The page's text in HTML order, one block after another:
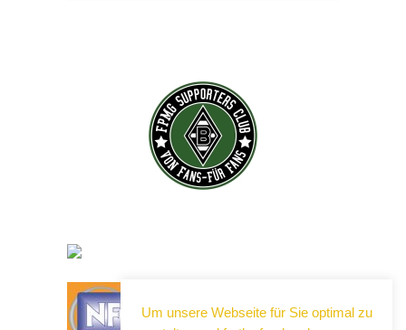
Um unsere Webseite für Sie optimal zu